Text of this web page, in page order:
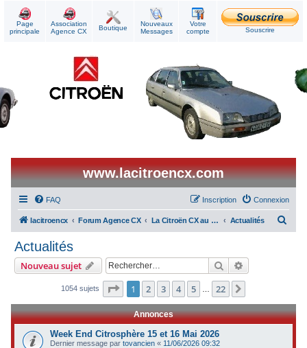
Page
principale
Association
Agence CX
Boutique
Nouveaux
Messages
Votre
compte
Souscrire
www.lacitroencx.com
FAQ Connexion
Inscription
lacitroencx Forum Agence CX La Citroën CX au quotidien Actualités
c
Actualités
Nouveau sujet Rechercher
1054 sujets Page 1sur22
1 2 3 4 5 22
Annonces
Week End Citrosphère 15 et 16 Mai 2026
Dernier message partovancien « 11/06/2026 09:32